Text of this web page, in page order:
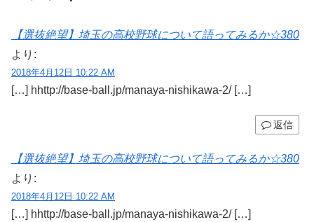
【選抜絶望】埼玉の高校野球について語ってみるか☆380
より:
2018年4月12日 10:22 AM
[…] hhttp://base-ball.jp/manaya-nishikawa-2/ […]
返信
【選抜絶望】埼玉の高校野球について語ってみるか☆380
より:
2018年4月12日 10:22 AM
[…] hhttp://base-ball.jp/manaya-nishikawa-2/ […]